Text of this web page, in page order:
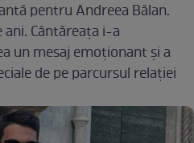
pentru Andreea Bălan.
Cântăreața i-a
un mesaj emoționant și a
de pe parcursul relației